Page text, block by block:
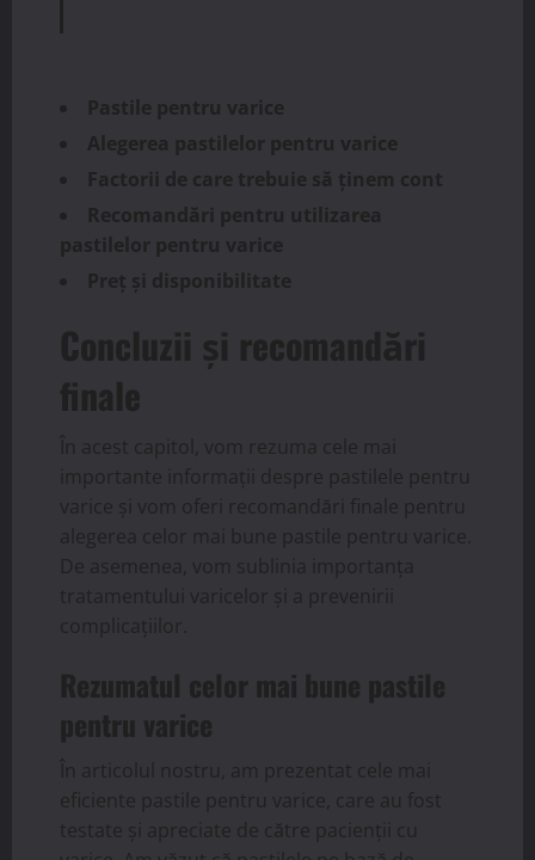
Pastile pentru varice
Alegerea pastilelor pentru varice
Factorii de care trebuie să ținem cont
Recomandări pentru utilizarea
pastilelor pentru varice
Preț și disponibilitate
Concluzii și recomandări
finale
În acest capitol, vom rezuma cele mai
importante informații despre pastilele pentru
varice și vom oferi recomandări finale pentru
alegerea celor mai bune pastile pentru varice.
De asemenea, vom sublinia importanța
tratamentului varicelor și a prevenirii
complicațiilor.
Rezumatul celor mai bune pastile
pentru varice
În articolul nostru, am prezentat cele mai
eficiente pastile pentru varice, care au fost
testate și apreciate de către pacienții cu